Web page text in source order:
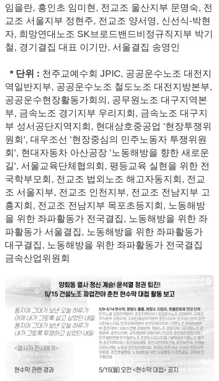
임을란, 흥인초 임미현, 전교조 울산지부 문명숙, 전
교조 서울지부 정현주, 전교조 양서영, 신선식-박현
자, 희망연대노조 SK브로드밴드비정규직지부 박기
철, 경기결집 대표 이기만, 서울결집 송영인
* 단위 : 천주교예수회 JPIC, 공공운수노조 대전지
역일반지부, 공공운수노조 철도노조 대전지방본부,
공공운수현장활동가회의, 공무원노조 대구지역본
부, 금속노조 경기지부 우리지회, 금속노조 대구지
부 성서공단지역지회, 현대삼호중공업 '현장투쟁위
원회', 대우조선 '현장중심의 민주노동자 투쟁위원
회', 현대자동차 아산공장 '노동해방을 향한 새로운
길', 서울교육단체협의회, 평등교육 실현을 위한 전
국학부모회, 전교조 법외노조 해고자동지회, 전교
조 서울지부, 전교조 인천지부, 전교조 전남지부 고
흥지회, 전교조 전남지부 목포초등지회, 노동해방
을 위한 좌파활동가 전국결집, 노동해방을 위한 좌
파활동가 서울결집, 노동해방을 위한 좌파활동가
대구결집, 노동해방을 위한 좌파활동가 전국결집
금속산업위원회